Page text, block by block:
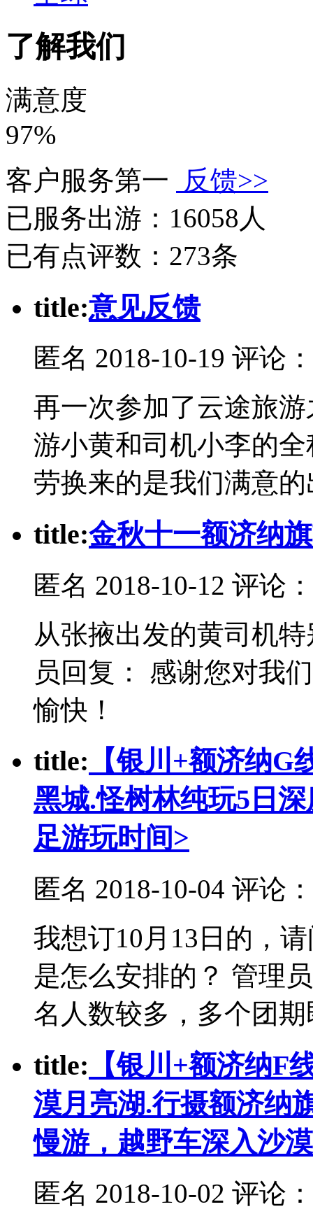
了解我们
满意度
97%
客户服务第一
反馈>>
已服务出游： 16058人
已有点评数： 273条
title:意见反馈
匿名 2018-10-19 评论：
再一次参加了云途旅
游小黄和司机小李的
劳换来的是我们满意
title:金秋十一额济纳
匿名 2018-10-12 评论：
从张掖出发的黄司机
员回复： 感谢您对我
愉快！
title: 【银川+额济纳
黑城.怪树林纯玩5日
足游玩时间>
匿名 2018-10-04 评论：
我想订10月13日的，
是怎么安排的？ 管理
名人数较多，多个团
title: 【银川+额济纳F
漠月亮湖.行摄额济纳
慢游，越野车深入沙
匿名 2018-10-02 评论：